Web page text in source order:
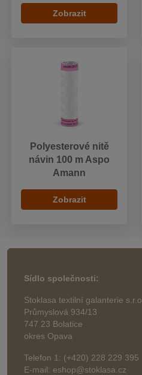
Zobrazit
Polyesterové nitě
návin 100 m Aspo
Amann
Zobrazit
Sídlo společnosti:
Stoklasa textilní galanterie s.r.o.
Průmyslová 934/13
747 23 Bolatice
okres Opava
Telefon 1: (+420) 228 229 395
E-mail: eshop@stoklasa.cz